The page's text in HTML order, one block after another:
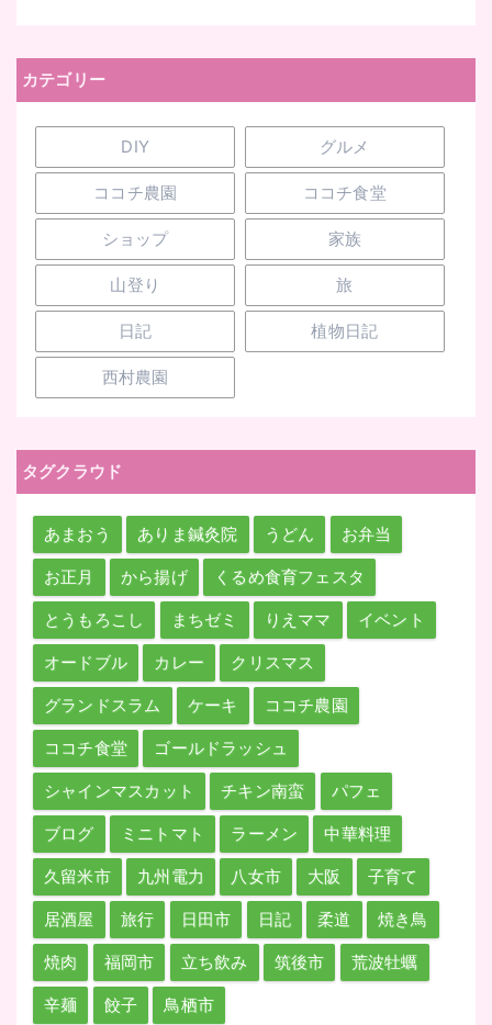
カテゴリー
DIY グルメ
ココチ農園 ココチ食堂
ショップ 家族
山登り 旅
日記 植物日記
西村農園
タグクラウド
あまおう ありま鍼灸院 うどん お弁当
お正月 から揚げ くるめ食育フェスタ
とうもろこし まちゼミ りえママ イベント
オードブル カレー クリスマス
グランドスラム ケーキ ココチ農園
ココチ食堂 ゴールドラッシュ
シャインマスカット チキン南蛮 パフェ
ブログ ミニトマト ラーメン 中華料理
久留米市 九州電力 八女市 大阪 子育て
居酒屋 旅行 日田市 日記 柔道 焼き鳥
焼肉 福岡市 立ち飲み 筑後市 荒波牡蠣
辛麺 餃子 鳥栖市